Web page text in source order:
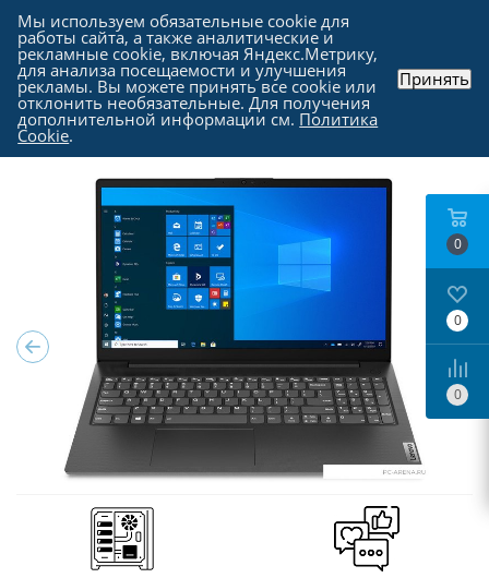
Каталог - Ноутбуки, моноблоки и прочие
-
Ноутбуки в Москве
0
0
0
Мы используем обязательные cookie для
работы сайта, а также аналитические и
рекламные cookie, включая Яндекс.Метрику,
для анализа посещаемости и улучшения
рекламы. Вы можете принять все cookie или
отклонить необязательные. Для получения
дополнительной информации см. Политика
Cookie.
Принять